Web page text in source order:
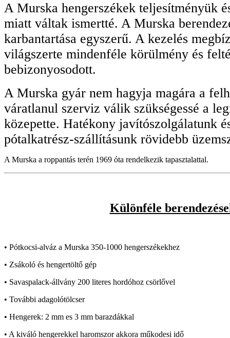
A Murska hengerszékek teljesítményük
miatt váltak ismertté. A Murska
karbantartása egyszerű. A kezelés
világszerte mindenféle körülmény és
bebizonyosodott.
A Murska gyár nem hagyja magára a
váratlanul szerviz válik szükségessé a
közepette. Hatékony javítószolgálatunk
pótalkatrész-szállításunk rövidebb
A Murska a roppantás terén 1969 óta rendelkezik tapasztalattal.
Különféle
• Pótkocsi-alváz a Murska 350-1000 hengerszékekhez
• Zsákoló és hengertöltő gép
• Savaspalack-állvány 200 literes hordóhoz csörlővel
• További adagolótölcser
• Hengerek: 2 mm es 3 mm barazdákkal
• A kiváló hengerekkel haromszor akkora műkodesi idő